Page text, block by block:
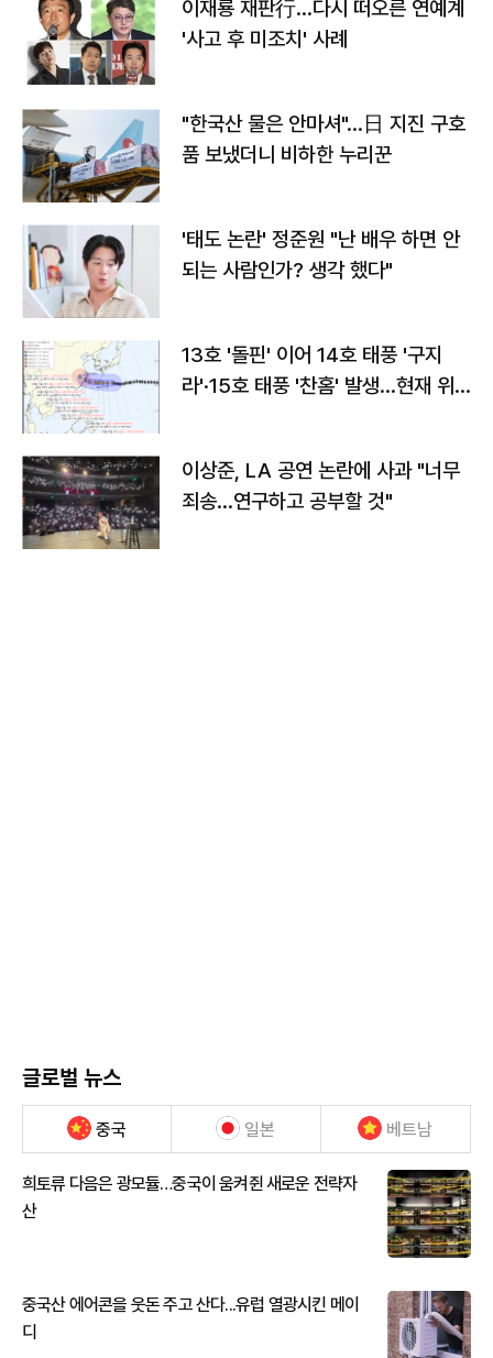
이재룡 재판行…다시 떠오른 연예계
'사고 후 미조치' 사례
"한국산 물은 안마셔"…日 지진 구호
품 보냈더니 비하한 누리꾼
'태도 논란' 정준원 "난 배우 하면 안
되는 사람인가? 생각 했다"
13호 '돌핀' 이어 14호 태풍 '구지
라'·15호 태풍 '찬홈' 발생…현재 위
이상준, LA 공연 논란에 사과 "너무
죄송…연구하고 공부할 것"
글로벌 뉴스
중국 일본 베트남
희토류 다음은 광모듈…중국이 움켜쥔 새로운 전략자
산
중국산 에어콘을 웃돈 주고 산다...유럽 열광시킨 메이
디